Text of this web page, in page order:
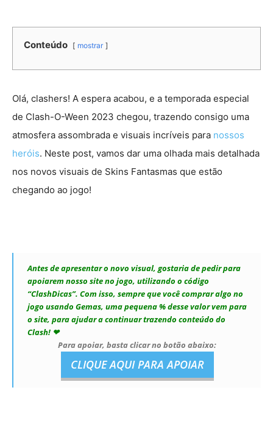
Conteúdo mostrar
Olá, clashers! A espera acabou, e a temporada especial
de Clash-O-Ween 2023 chegou, trazendo consigo uma
atmosfera assombrada e visuais incríveis para nossos
heróis. Neste post, vamos dar uma olhada mais detalhada
nos novos visuais de Skins Fantasmas que estão
chegando ao jogo!
Antes de apresentar o novo visual, gostaria de pedir para
apoiarem nosso site no jogo, utilizando o código
“ClashDicas”. Com isso, sempre que você comprar algo no
jogo usando Gemas, uma pequena % desse valor vem para
o site, para ajudar a continuar trazendo conteúdo do
Clash! ❤
Para apoiar, basta clicar no botão abaixo:
CLIQUE AQUI PARA APOIAR